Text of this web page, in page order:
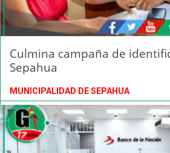
Culmina campaña de
Sepahua
MUNICIPALIDAD DE SEPAHUA